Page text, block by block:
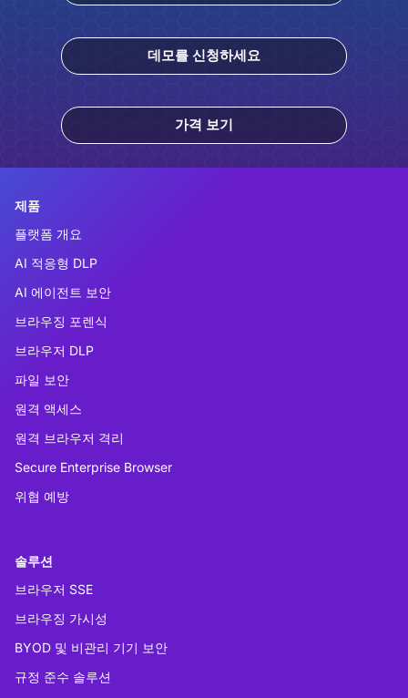
데모를 신청하세요
가격 보기
제품
플랫폼 개요
AI 적응형 DLP
AI 에이전트 보안
브라우징 포렌식
브라우저 DLP
파일 보안
원격 액세스
원격 브라우저 격리
Secure Enterprise Browser
위협 예방
솔루션
브라우저 SSE
브라우징 가시성
BYOD 및 비관리 기기 보안
규정 준수 솔루션